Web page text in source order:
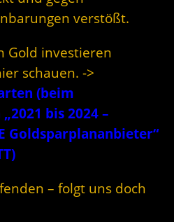
verstößt.
Gold investieren
schauen. ->
(beim
bis 2024 –
Goldsparplananbieter“
– folgt uns doch